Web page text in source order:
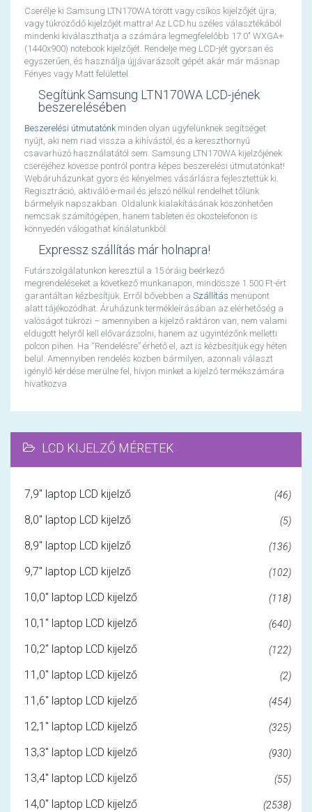
Cserélje ki Samsung LTN170WA törött vagy csíkos kijelzőjét újra,
vagy tükröződő kijelzőjét mattra! Az LCD.hu széles választékából
mindenki kiválaszthatja a számára legmegfelelőbb 17.0" WXGA+
(1440x900) notebook kijelzőjét. Rendelje meg LCD-jét gyorsan és
egyszerűen, és használja újjávarázsolt gépét akár már másnap
Fényes vagy Matt felülettel.
Segítünk Samsung LTN170WA LCD-jének
beszerelésében
Beszerelési útmutatónkminden olyan ügyfelünknek segítséget
nyújt, aki nem riad vissza a kihívástól, és a kereszthornyú
csavarhúzó használatától sem. Samsung LTN170WA kijelzőjének
cseréjéhez kövesse pontról pontra képes beszerelési útmutatónkat!
Webáruházunkat gyors és kényelmes vásárlásra fejlesztettük ki.
Regisztráció, aktiváló e-mail és jelszó nélkül rendelhet tőlünk
bármelyik napszakban. Oldalunk kialakításának köszönhetően
nemcsak számítógépen, hanem tableten és okostelefonon is
könnyedén válogathat kínálatunkból.
Expressz szállítás már holnapra!
Futárszolgálatunkon keresztül a 15 óráig beérkező
megrendeléseket a következő munkanapon, mindössze 1.500 Ft-ért
garantáltan kézbesítjük. Erről bővebben a Szállítás menüpont
alatt tájékozódhat. Áruházunk termékleírásában az elérhetőség a
valóságot tükrözi – amennyiben a kijelző raktáron van, nem valami
eldugott helyről kell elővarázsolni, hanem az ügyintézőnk melletti
polcon pihen. Ha “Rendelésre” érhető el, azt is kézbesítjük egy héten
belül. Amennyiben rendelés közben bármilyen, azonnali választ
igénylő kérdése merülne fel, hívjon minket a kijelző termékszámára
hivatkozva.
LCD KIJELZŐ MÉRETEK
7,9" laptop LCD kijelző (46)
8,0" laptop LCD kijelző (5)
8,9" laptop LCD kijelző (136)
9,7" laptop LCD kijelző (102)
10,0" laptop LCD kijelző (118)
10,1" laptop LCD kijelző (640)
10,2" laptop LCD kijelző (122)
11,0" laptop LCD kijelző (2)
11,6" laptop LCD kijelző (454)
12,1" laptop LCD kijelző (325)
13,3" laptop LCD kijelző (930)
13,4" laptop LCD kijelző (55)
14,0" laptop LCD kijelző (2538)